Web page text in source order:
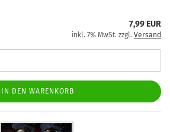
7,99 EUR
inkl. 7% MwSt. zzgl. Versand
IN DEN WARENKORB